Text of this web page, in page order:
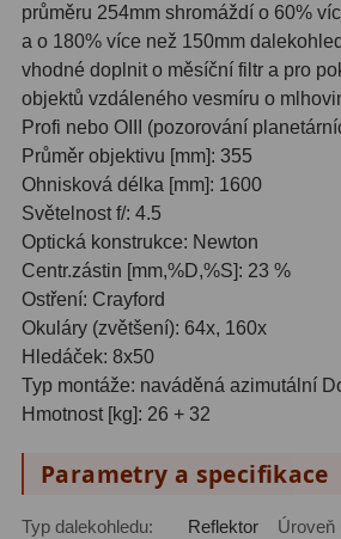
AstroFoto 284
Planetární kamery20
Deep-Sky kamery28
Guiding kamery 14
T-kroužky16
Adaptéry projekční11
Adaptéry T239
Adaptéry M48
Filtry L-RGB7
Filtry Pass6
Filtry Block10
průměru 254mm shromáždí o 60%
a o 180% více než 150mm
vhodné doplnit o měsíční filtr a pro
objektů vzdáleného vesmíru o
Profi nebo OIII (pozorování
Průměr objektivu [mm]: 355
Ohnisková délka [mm]: 1600
Světelnost f/: 4.5
Optická konstrukce: Newton
Centr.zástin [mm,%D,%S]: 23 %
Ostření: Crayford
Okuláry (zvětšení): 64x, 160x
Hledáček: 8x50
Typ montáže: naváděná azimutální
Hmotnost [kg]: 26 + 32
Parametry a specifikace
Typ dalekohledu:
Reflektor
Úroveň